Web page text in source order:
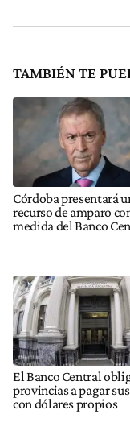
TAMBIÉN TE
Córdoba presentará
recurso de amparo
medida del Banco
El Banco Central
provincias a pagar
con dólares propios